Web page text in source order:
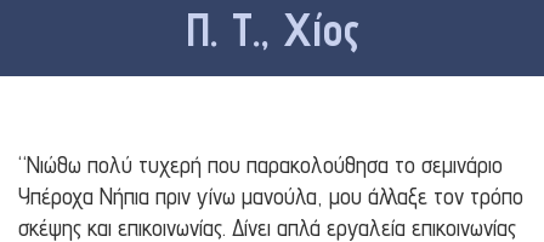
Π. Τ., Χίος
“Νιώθω πολύ τυχερή που παρακολούθησα το σεμινάριο
Υπέροχα Νήπια πριν γίνω μανούλα, μου άλλαξε τον τρόπο
σκέψης και επικοινωνίας. Δίνει απλά εργαλεία επικοινωνίας